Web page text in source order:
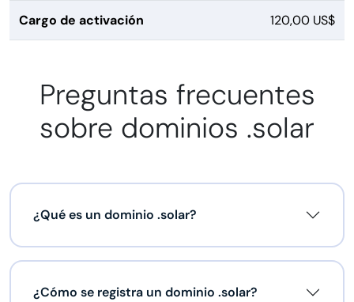
Cargo de activación 120,00 US$
Preguntas frecuentes
sobre dominios .solar
¿Qué es un dominio .solar?
¿Cómo se registra un dominio .solar?